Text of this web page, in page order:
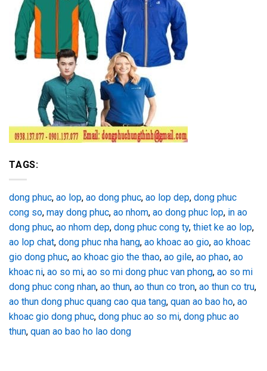
TAGS:
dong phuc, ao lop, ao dong phuc, ao lop dep, dong phuc
cong so, may dong phuc, ao nhom, ao dong phuc lop, in ao
dong phuc, ao nhom dep, dong phuc cong ty, thiet ke ao lop,
ao lop chat, dong phuc nha hang, ao khoac ao gio, ao khoac
gio dong phuc, ao khoac gio the thao, ao gile, ao phao, ao
khoac ni, ao so mi, ao so mi dong phuc van phong, ao so mi
dong phuc cong nhan, ao thun, ao thun co tron, ao thun co tru,
ao thun dong phuc quang cao qua tang, quan ao bao ho, ao
khoac gio dong phuc, dong phuc ao so mi, dong phuc ao
thun, quan ao bao ho lao dong